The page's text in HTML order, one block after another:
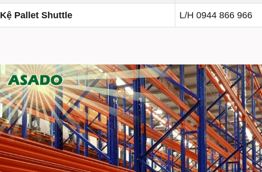
Kệ Pallet Shuttle L/H 0944 866 966